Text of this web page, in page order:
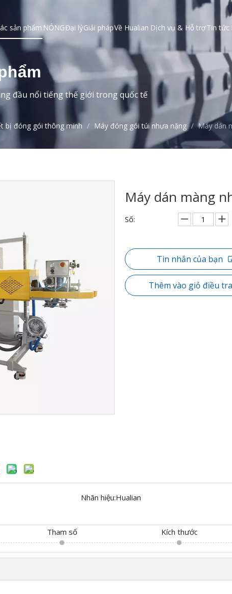
sản phẩm NÓNGĐại lýGiải phápVề Hualian Dịch vụ & Hỗ trợTin tức
đầu nổi tiếng thế giới trong quốc tế
bị đóng gói thông minh / Máy đóng gói túi nhựa nặng / Máy dán
Máy dán màng
Số:
Tin nhắn của bạn
Thêm vào giỏ điều tra
Nhãn hiệu:Hualian
Tham số Kích thước